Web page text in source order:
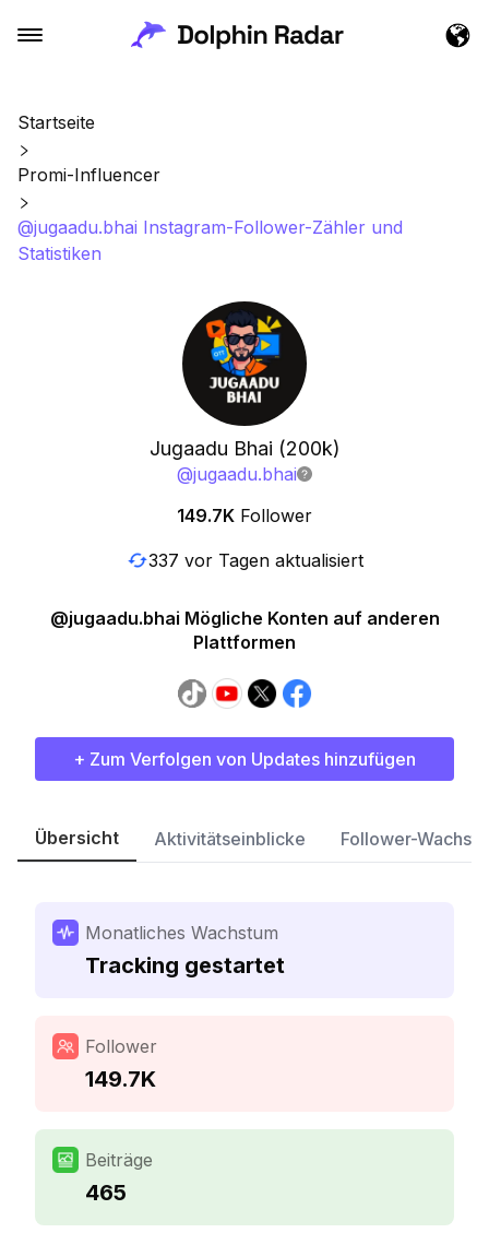
Startseite
Promi-Influencer
@jugaadu.bhai Instagram-Follower-Zähler und
Statistiken
Jugaadu Bhai (200k)
@jugaadu.bhai
149.7K Follower
337 vor Tagen aktualisiert
@jugaadu.bhai Mögliche Konten auf anderen
Plattformen
+ Zum Verfolgen von Updates hinzufügen
Übersicht Aktivitätseinblicke Follower-
Monatliches Wachstum
Tracking gestartet
Follower
149.7K
Beiträge
465